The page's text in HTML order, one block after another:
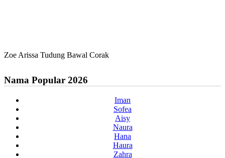
Zoe Arissa Tudung Bawal Corak
Nama Popular 2026
Iman
Sofea
Aisy
Naura
Hana
Haura
Zahra